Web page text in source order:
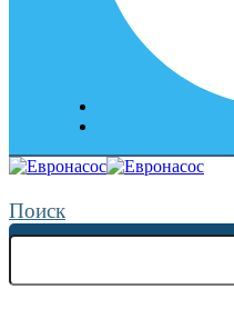
Поиск